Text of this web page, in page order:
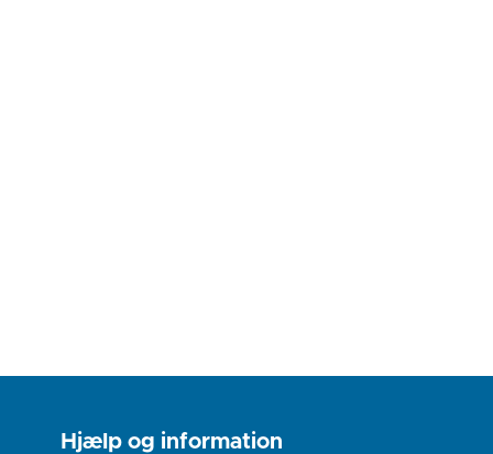
Hjælp og information